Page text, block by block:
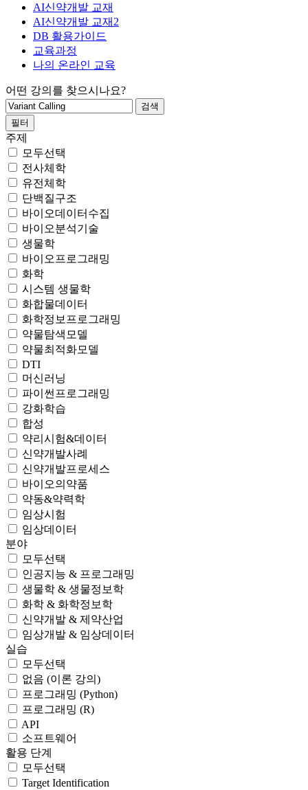
AI신약개발 교재
AI신약개발 교재2
DB 활용가이드
교육과정
나의 온라인 교육
어떤 강의를 찾으시나요?
필터
주제
모두선택
전사체학
유전체학
단백질구조
바이오데이터수집
바이오분석기술
생물학
바이오프로그래밍
화학
시스템 생물학
화합물데이터
화학정보프로그래밍
약물탐색모델
약물최적화모델
DTI
머신러닝
파이썬프로그래밍
강화학습
합성
약리시험&데이터
신약개발사례
신약개발프로세스
바이오의약품
약동&약력학
임상시험
임상데이터
분야
모두선택
인공지능 & 프로그래밍
생물학 & 생물정보학
화학 & 화학정보학
신약개발 & 제약산업
임상개발 & 임상데이터
실습
모두선택
없음 (이론 강의)
프로그래밍 (Python)
프로그래밍 (R)
API
소프트웨어
활용 단계
모두선택
Target Identification